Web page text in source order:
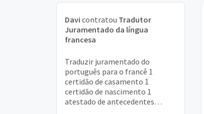
Davi contratou Tradutor
Juramentado da língua
francesa
Traduzir juramentado do
português para o francê 1
certidão de casamento 1
certidão de nascimento 1
atestado de antecedentes